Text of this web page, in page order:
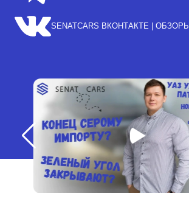
SENATCARS ВКОНТАКТЕ |